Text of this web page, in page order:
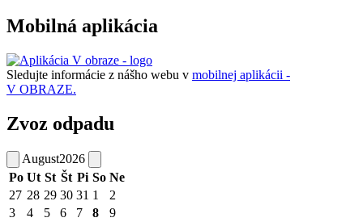
Mobilná aplikácia
Sledujte informácie z nášho webu v mobilnej aplikácii -
V OBRAZE.
Zvoz odpadu
August2026
Po Ut St Št Pi So Ne
27 28 29 30 31 1
2
3
4 5 6 7 8
9